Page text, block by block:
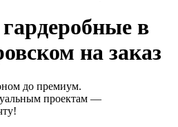
в
на заказ
до премиум.
проектам —